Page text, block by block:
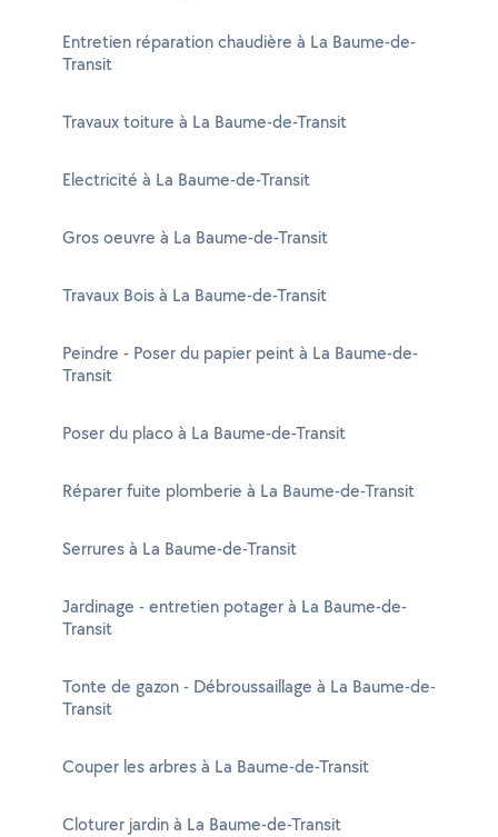
Entretien réparation chaudière à La Baume-de-
Transit
Travaux toiture à La Baume-de-Transit
Electricité à La Baume-de-Transit
Gros oeuvre à La Baume-de-Transit
Travaux Bois à La Baume-de-Transit
Peindre - Poser du papier peint à La Baume-de-
Transit
Poser du placo à La Baume-de-Transit
Réparer fuite plomberie à La Baume-de-Transit
Serrures à La Baume-de-Transit
Jardinage - entretien potager à La Baume-de-
Transit
Tonte de gazon - Débroussaillage à La Baume-de-
Transit
Couper les arbres à La Baume-de-Transit
Cloturer jardin à La Baume-de-Transit